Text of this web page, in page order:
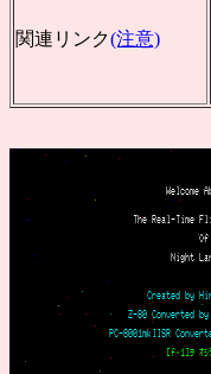
関連リンク(注意)